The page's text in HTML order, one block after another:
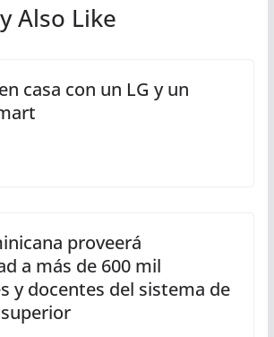
Also Like
casa con un LG y un
proveerá
a más de 600 mil
y docentes del sistema de